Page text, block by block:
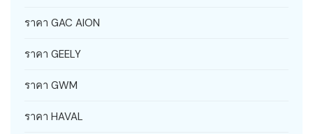
ราคา GAC AION
ราคา GEELY
ราคา GWM
ราคา HAVAL